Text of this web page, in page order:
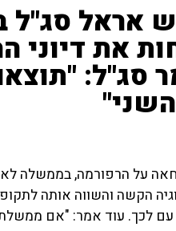
אראל
את דיוני
סג"ל:
על הרפורמה, בממשלה
הקשה והשווה אותה
לכך. עוד אמר: "אם